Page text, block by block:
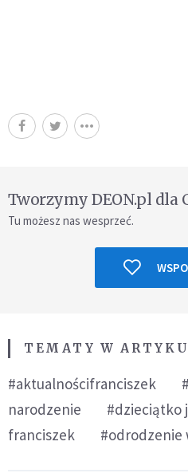
Tworzymy DEON.pl dla
Tu możesz nas wesprzeć.
TEMATY W
#aktualnościfranciszek
narodzenie
#dzieciątko
franciszek
#odrodzenie